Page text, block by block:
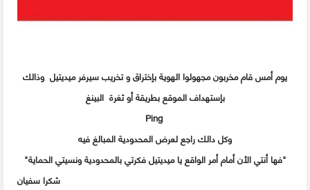
يوم أمس قام مخربون مجهولوا الهوية بإختراق و تخريب سيرفر ميديتيل وذالك
بإستهداف الموقع بطريقة أو ثغرة البينغ
Ping
وكل دالك راجع لعرض المحدودية المبالغ فيه
"فها أنتي الأن أمام أمر الواقع يا ميديتيل فكرتي بالمحدودية ونسيتي الحماية"
شكرا سفيان